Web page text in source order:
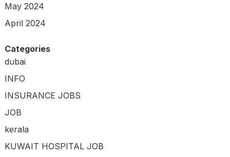
May 2024
April 2024
Categories
dubai
INFO
INSURANCE JOBS
JOB
kerala
KUWAIT HOSPITAL JOB